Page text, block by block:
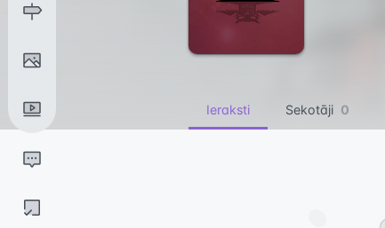
Ieraksti Sekotāji 0